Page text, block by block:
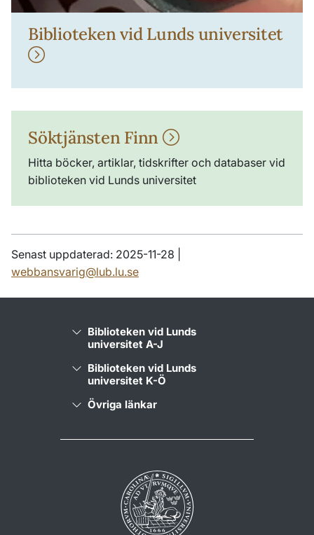
Biblioteken vid Lunds universitet
Söktjänsten Finn
Hitta böcker, artiklar, tidskrifter och databaser vid
biblioteken vid Lunds universitet
Senast uppdaterad: 2025-11-28 |
webbansvarig@lub.lu.se
Biblioteken vid Lunds
universitet A-J
Biblioteken vid Lunds
universitet K-Ö
Övriga länkar